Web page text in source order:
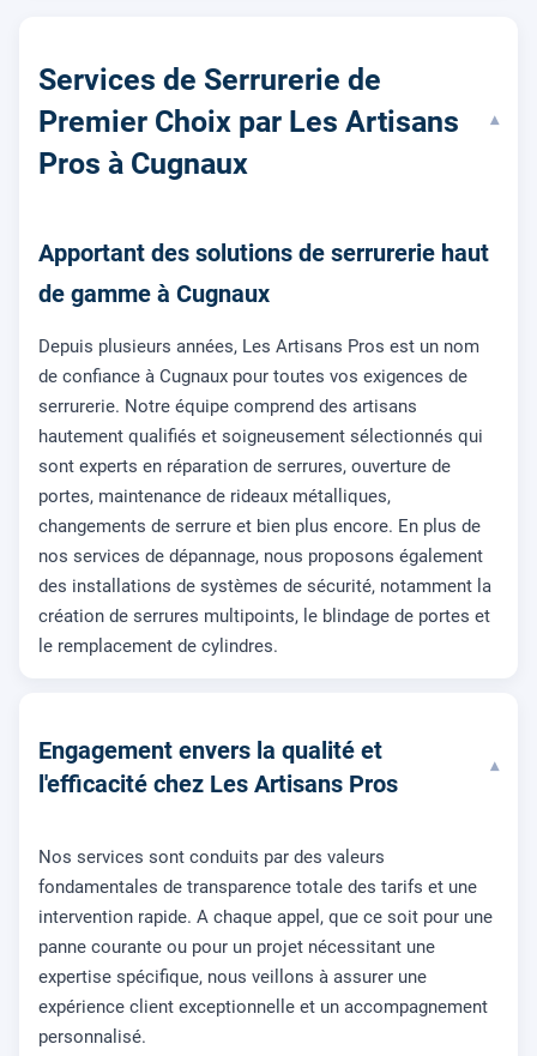
Services de Serrurerie de
Premier Choix par Les Artisans
Pros à Cugnaux
▾
Apportant des solutions de serrurerie haut
de gamme à Cugnaux
Depuis plusieurs années, Les Artisans Pros est un nom
de confiance à Cugnaux pour toutes vos exigences de
serrurerie. Notre équipe comprend des artisans
hautement qualifiés et soigneusement sélectionnés qui
sont experts en réparation de serrures, ouverture de
portes, maintenance de rideaux métalliques,
changements de serrure et bien plus encore. En plus de
nos services de dépannage, nous proposons également
des installations de systèmes de sécurité, notamment la
création de serrures multipoints, le blindage de portes et
le remplacement de cylindres.
Engagement envers la qualité et
l'efficacité chez Les Artisans Pros
▾
Nos services sont conduits par des valeurs
fondamentales de transparence totale des tarifs et une
intervention rapide. A chaque appel, que ce soit pour une
panne courante ou pour un projet nécessitant une
expertise spécifique, nous veillons à assurer une
expérience client exceptionnelle et un accompagnement
personnalisé.